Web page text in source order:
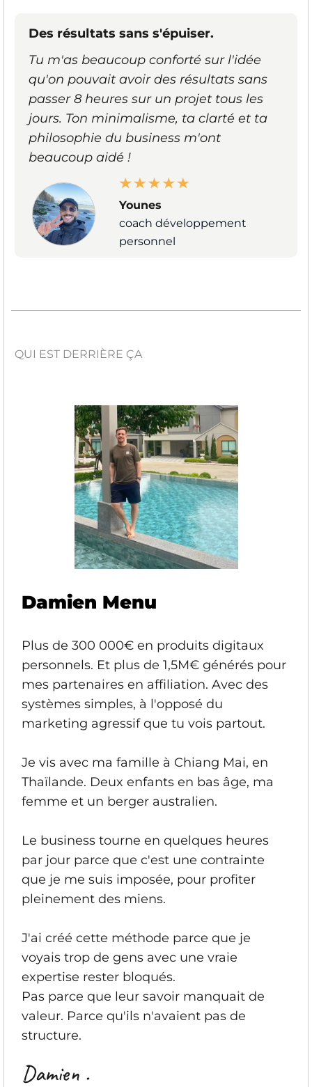
Des résultats sans s'épuiser.
Tu m'as beaucoup conforté sur l'idée
qu'on pouvait avoir des résultats sans
passer 8 heures sur un projet tous les
jours. Ton minimalisme, ta clarté et ta
philosophie du business m'ont
beaucoup aidé !
Younes
coach développement
personnel
QUI EST DERRIÈRE ÇA
Damien Menu
Plus de 300 000€ en produits digitaux
personnels. Et plus de 1,5M€ générés pour
mes partenaires en affiliation. Avec des
systèmes simples, à l'opposé du
marketing agressif que tu vois partout.
Je vis avec ma famille à Chiang Mai, en
Thaïlande. Deux enfants en bas âge, ma
femme et un berger australien.
Le business tourne en quelques heures
par jour parce que c'est une contrainte
que je me suis imposée, pour profiter
pleinement des miens.
J'ai créé cette méthode parce que je
voyais trop de gens avec une vraie
expertise rester bloqués.
Pas parce que leur savoir manquait de
valeur. Parce qu'ils n'avaient pas de
structure.
Damien .